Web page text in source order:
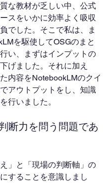
な教材が乏しい中、公式
スをいかに効率よく吸収
でした。そこで私は、ま
を駆使してOSGのまと
い、まずはインプットの
げました。それに加え
内容をNotebookLMのクイ
アウトプットをし、知識
行いました。
断力を問う問題であ
え」と「現場の判断軸」の
することを意識しまし